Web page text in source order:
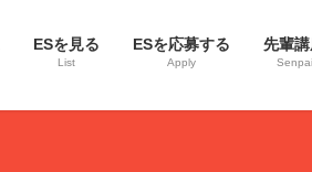
ESを見る
List
ESを応募する
Apply
先輩
Senpai